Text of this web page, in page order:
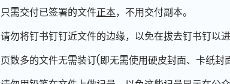
只需交付已签署的文件正本，不用交付副本。
请勿将钉书钉钉近文件的边缘，以免在拔去钉书钉以
页数多的文件无需装订(即无需使用硬皮封面、卡纸封